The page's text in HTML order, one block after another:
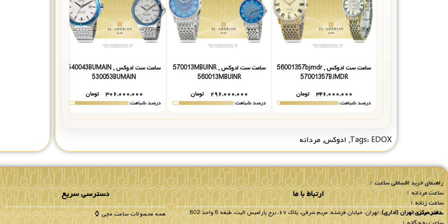
ساعت ست ادوکس 56001357bjmdr ,
57001357BJMDR
۳۴۶,۰۰۰,۰۰۰
تومان
درصد شباهت:
ساعت ست ادوکس 570013MBUINR ,
560013MBUINR
۲۹۶,۰۰۰,۰۰۰
تومان
درصد شباهت:
ساعت ست ادوکس 540043BUMAIN ,
530053BUMAIN
۳۰۶,۰۰۰,۰۰۰
تومان
درصد شباهت:
Tags: EDOX
, ادوکس, مردانه
راهنمای خرید اقساطی ساعت
ساعت مردانه
ساعت زنانه
ساعت ست
ارتباط با ما
دفتر مرکزی تهران (اداری):تهران، خیابان فرشته، مریم شرقی، پلاک ۶۷، برج پارامیس الیت، طبقه 8 واحد 802.
دسترسی سریع
همه محصولات ساعت مچی ⌚